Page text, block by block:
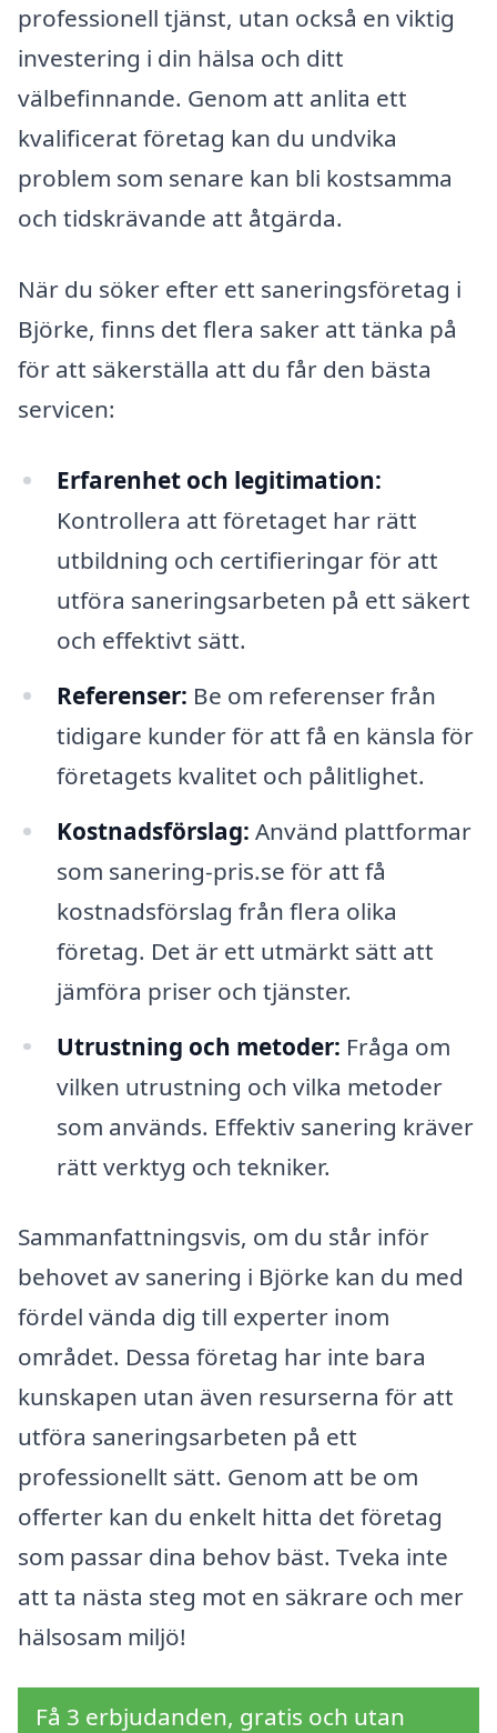
professionell tjänst, utan också en viktig
investering i din hälsa och ditt
välbefinnande. Genom att anlita ett
kvalificerat företag kan du undvika
problem som senare kan bli kostsamma
och tidskrävande att åtgärda.
När du söker efter ett saneringsföretag i
Björke, finns det flera saker att tänka på
för att säkerställa att du får den bästa
servicen:
Erfarenhet och legitimation:
Kontrollera att företaget har rätt
utbildning och certifieringar för att
utföra saneringsarbeten på ett säkert
och effektivt sätt.
Referenser: Be om referenser från
tidigare kunder för att få en känsla för
företagets kvalitet och pålitlighet.
Kostnadsförslag: Använd plattformar
som sanering-pris.se för att få
kostnadsförslag från flera olika
företag. Det är ett utmärkt sätt att
jämföra priser och tjänster.
Utrustning och metoder: Fråga om
vilken utrustning och vilka metoder
som används. Effektiv sanering kräver
rätt verktyg och tekniker.
Sammanfattningsvis, om du står inför
behovet av sanering i Björke kan du med
fördel vända dig till experter inom
området. Dessa företag har inte bara
kunskapen utan även resurserna för att
utföra saneringsarbeten på ett
professionellt sätt. Genom att be om
offerter kan du enkelt hitta det företag
som passar dina behov bäst. Tveka inte
att ta nästa steg mot en säkrare och mer
hälsosam miljö!
Få 3 erbjudanden, gratis och utan